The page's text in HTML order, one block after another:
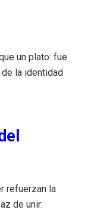
un plato: fue
la identidad
refuerzan la
de unir: